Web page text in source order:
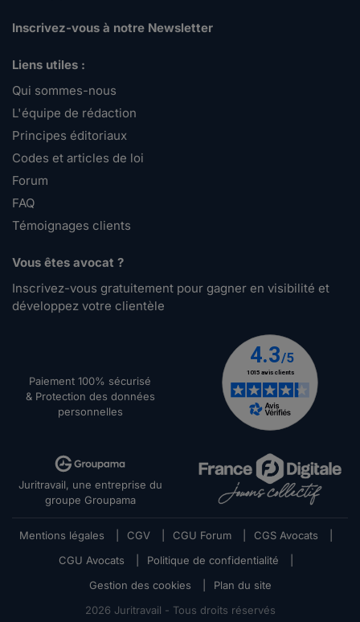
Inscrivez-vous à notre Newsletter
Liens utiles :
Qui sommes-nous
L'équipe de rédaction
Principes éditoriaux
Codes et articles de loi
Forum
FAQ
Témoignages clients
Vous êtes avocat ?
Inscrivez-vous gratuitement pour gagner en visibilité et
développez votre clientèle
Paiement 100% sécurisé
& Protection des données
personnelles
Juritravail, une entreprise du
groupe Groupama
Mentions légales CGV CGU Forum CGS Avocats
CGU Avocats
Politique de confidentialité
Gestion des cookies
Plan du site
2026 Juritravail - Tous droits réservés